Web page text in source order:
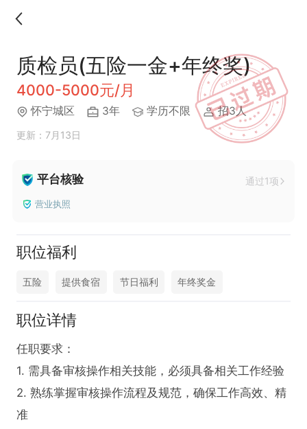
质检员(五险一金+年终奖)
4000-5000元/月
怀宁城区 3年 学历不限 招3人
更新：7月13日
平台核验 通过1项
营业执照
职位福利
五险 提供食宿 节日福利 年终奖金
职位详情
任职要求：
1. 需具备审核操作相关技能，必须具备相关工作经验
2. 熟练掌握审核操作流程及规范，确保工作高效、精
准